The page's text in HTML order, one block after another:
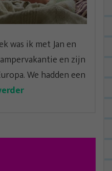
was ik met Jan en
en zijn
We hadden een